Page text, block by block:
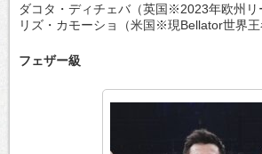
ダコタ・ディチェバ（英国※2023年欧州リ
リズ・カモーショ（米国※現Bellator世界王
フェザー級